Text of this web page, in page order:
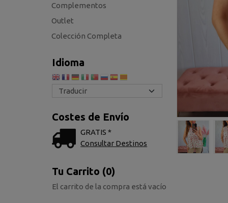
Complementos
Outlet
Colección Completa
Idioma
Costes de Envío
GRATIS *
Consultar Destinos
Tu Carrito (0)
El carrito de la compra está vacío